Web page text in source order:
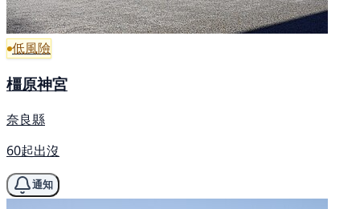
低風險
橿原神宮
奈良縣
60起出沒
通知